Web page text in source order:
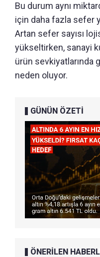
Bu durum aynı
için daha fazla sefer
Artan sefer sayısı
yükseltirken, sanayi
ürün sevkiyatlarında
neden oluyor.
GÜNÜN ÖZETİ
ÖNERİLEN